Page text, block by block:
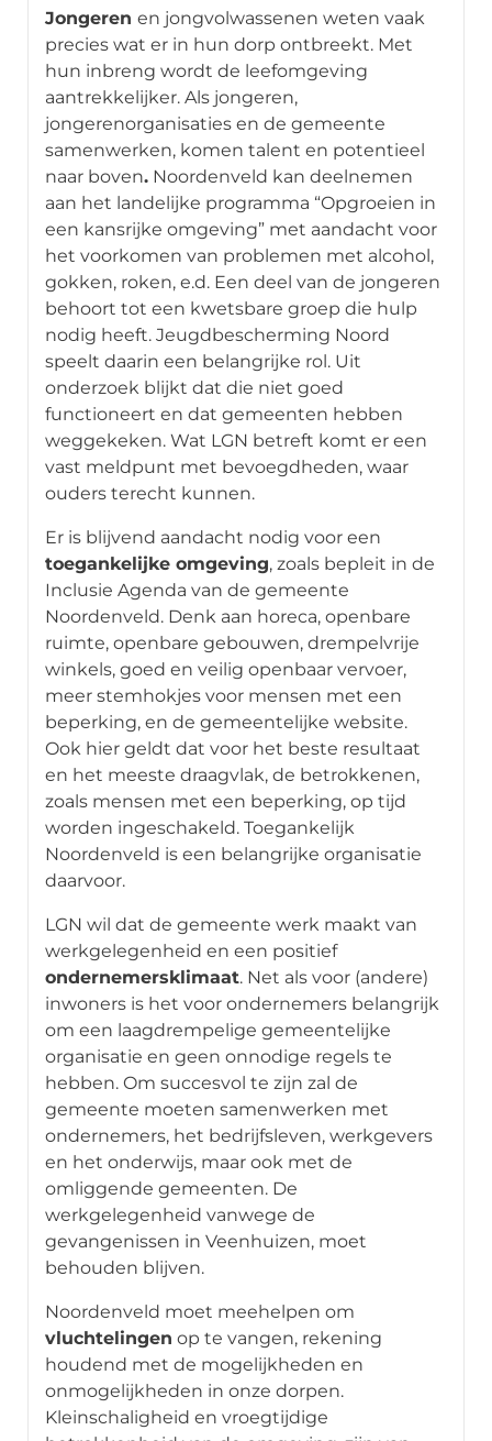
Jongeren en jongvolwassenen weten vaak
precies wat er in hun dorp ontbreekt. Met
hun inbreng wordt de leefomgeving
aantrekkelijker. Als jongeren,
jongerenorganisaties en de gemeente
samenwerken, komen talent en potentieel
naar boven. Noordenveld kan deelnemen
aan het landelijke programma “Opgroeien in
een kansrijke omgeving” met aandacht voor
het voorkomen van problemen met alcohol,
gokken, roken, e.d. Een deel van de jongeren
behoort tot een kwetsbare groep die hulp
nodig heeft. Jeugdbescherming Noord
speelt daarin een belangrijke rol. Uit
onderzoek blijkt dat die niet goed
functioneert en dat gemeenten hebben
weggekeken. Wat LGN betreft komt er een
vast meldpunt met bevoegdheden, waar
ouders terecht kunnen.
Er is blijvend aandacht nodig voor een
toegankelijke omgeving, zoals bepleit in de
Inclusie Agenda van de gemeente
Noordenveld. Denk aan horeca, openbare
ruimte, openbare gebouwen, drempelvrije
winkels, goed en veilig openbaar vervoer,
meer stemhokjes voor mensen met een
beperking, en de gemeentelijke website.
Ook hier geldt dat voor het beste resultaat
en het meeste draagvlak, de betrokkenen,
zoals mensen met een beperking, op tijd
worden ingeschakeld. Toegankelijk
Noordenveld is een belangrijke organisatie
daarvoor.
LGN wil dat de gemeente werk maakt van
werkgelegenheid en een positief
ondernemersklimaat. Net als voor (andere)
inwoners is het voor ondernemers belangrijk
om een laagdrempelige gemeentelijke
organisatie en geen onnodige regels te
hebben. Om succesvol te zijn zal de
gemeente moeten samenwerken met
ondernemers, het bedrijfsleven, werkgevers
en het onderwijs, maar ook met de
omliggende gemeenten. De
werkgelegenheid vanwege de
gevangenissen in Veenhuizen, moet
behouden blijven.
Noordenveld moet meehelpen om
vluchtelingen op te vangen, rekening
houdend met de mogelijkheden en
onmogelijkheden in onze dorpen.
Kleinschaligheid en vroegtijdige